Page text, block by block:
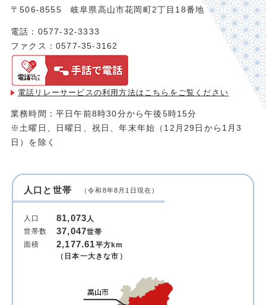
〒506-8555 岐阜県高山市花岡町2丁目18番地
電話：0577-32-3333
ファクス：0577-35-3162
電話リレーサービスの利用方法は こちらをご覧ください
業務時間：平日午前8時30分から午後5時15分
※土曜日、日曜日、祝日、年末年始（12月29日から1月3
日）を除く
人口と世帯 （令和8年8月1日現在）
人口 81,073人
世帯数
37,047世帯
面積
2,177.61平方km
（日本一大きな市）